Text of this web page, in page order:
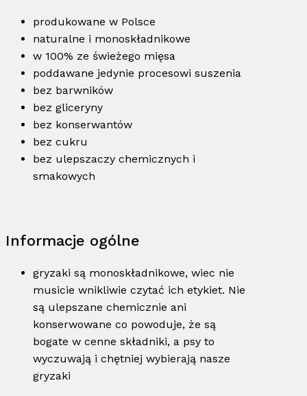
produkowane w Polsce
naturalne i monoskładnikowe
w 100% ze świeżego mięsa
poddawane jedynie procesowi suszenia
bez barwników
bez gliceryny
bez konserwantów
bez cukru
bez ulepszaczy chemicznych i
smakowych
Informacje ogólne
gryzaki są monoskładnikowe, wiec nie
musicie wnikliwie czytać ich etykiet. Nie
są ulepszane chemicznie ani
konserwowane co powoduje, że są
bogate w cenne składniki, a psy to
wyczuwają i chętniej wybierają nasze
gryzaki